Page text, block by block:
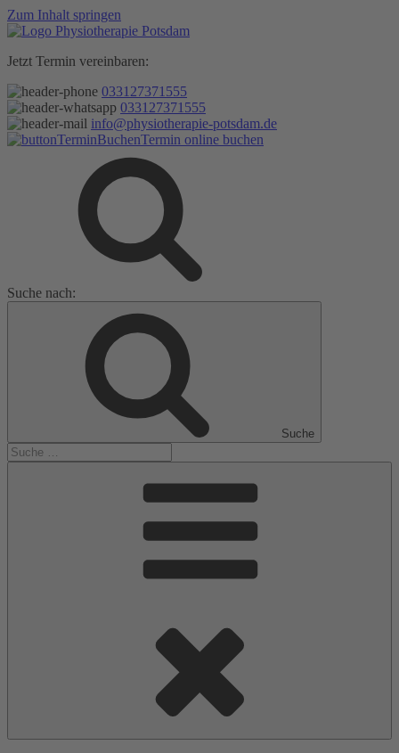
Zum Inhalt springen
Jetzt Termin vereinbaren:
033127371555
033127371555
info@physiotherapie-potsdam.de
Termin online buchen
Suche nach:
Suche